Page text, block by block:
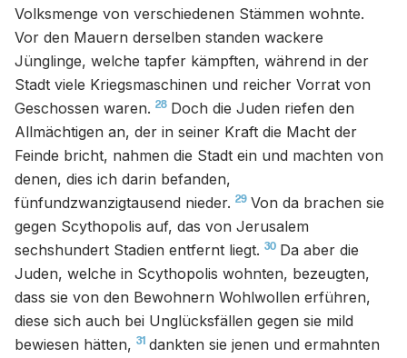
Volksmenge von verschiedenen Stämmen wohnte.
Vor den Mauern derselben standen wackere
Jünglinge, welche tapfer kämpften, während in der
Stadt viele Kriegsmaschinen und reicher Vorrat von
Geschossen waren. 28 Doch die Juden riefen den
Allmächtigen an, der in seiner Kraft die Macht der
Feinde bricht, nahmen die Stadt ein und machten von
denen, dies ich darin befanden,
fünfundzwanzigtausend nieder. 29 Von da brachen sie
gegen Scythopolis auf, das von Jerusalem
sechshundert Stadien entfernt liegt. 30 Da aber die
Juden, welche in Scythopolis wohnten, bezeugten,
dass sie von den Bewohnern Wohlwollen erführen,
diese sich auch bei Unglücksfällen gegen sie mild
bewiesen hätten, 31 dankten sie jenen und ermahnten